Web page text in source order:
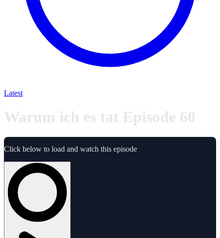
Latest
Warum ich es tat Episode 60
Click below to load and watch this episode